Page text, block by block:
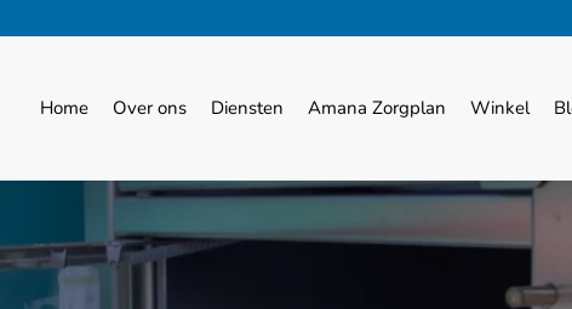
Home Over ons Diensten Amana Zorgplan Winkel